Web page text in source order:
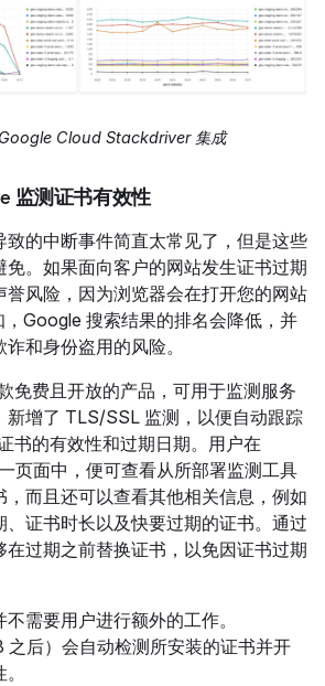
Cloud Stackdriver 集成
监测证书有效性
致的中断事件简直太常见了，但是这些
免。如果面向客户的网站发生证书过期
誉风险，因为浏览器会在打开您的网站
，Google 搜索结果的排名会降低，并
诈和身份盗用的风险。
免费且开放的产品，可用于监测服务
新增了 TLS/SSL 监测，以便自动跟踪
书的有效性和过期日期。用户在
页面中，便可查看从所部署监测工具
，而且还可以查看其他相关信息，例如
、证书时长以及快要过期的证书。通过
在过期之前替换证书，以免因证书过期
需要用户进行额外的工作。
之后）会自动检测所安装的证书并开